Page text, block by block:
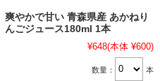
爽やかで甘い 青森県産 あかねり
んごジュース180ml 1本
¥648(本体 ¥600)
数量： 本